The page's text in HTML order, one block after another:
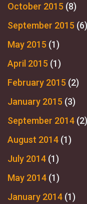
October 2015 (8)
September 2015 (6)
May 2015 (1)
April 2015 (1)
February 2015 (2)
January 2015 (3)
September 2014 (2)
August 2014 (1)
July 2014 (1)
May 2014 (1)
January 2014 (1)